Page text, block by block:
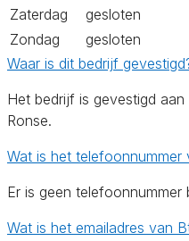
Zaterdag
gesloten
Zondag
gesloten
Waar is dit bedrijf
Het bedrijf is gevestigd
Ronse.
Wat is het telefoonnummer
Er is geen telefoonnummer
Wat is het emailadres van